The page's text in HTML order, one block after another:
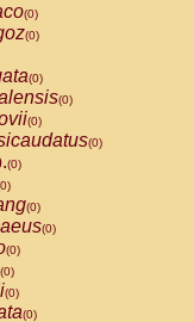
(0)
(0)
(0)
(0)
(0)
(0)
(0)
(0)
(0)
(0)
(0)
(0)
(0)